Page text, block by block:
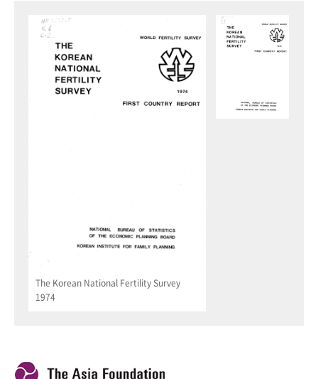
The Korean National Fertility Survey
1974